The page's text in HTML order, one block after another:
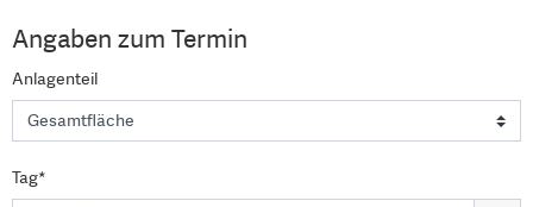
Angaben zum Termin
Anlagenteil
Tag*